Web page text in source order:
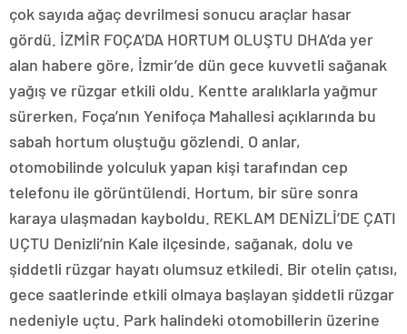
çok sayıda ağaç devrilmesi sonucu araçlar hasar
gördü. İZMİR FOÇA’DA HORTUM OLUŞTU DHA’da yer
alan habere göre, İzmir’de dün gece kuvvetli sağanak
yağış ve rüzgar etkili oldu. Kentte aralıklarla yağmur
sürerken, Foça’nın Yenifoça Mahallesi açıklarında bu
sabah hortum oluştuğu gözlendi. O anlar,
otomobilinde yolculuk yapan kişi tarafından cep
telefonu ile görüntülendi. Hortum, bir süre sonra
karaya ulaşmadan kayboldu. REKLAM DENİZLİ’DE ÇATI
UÇTU Denizli’nin Kale ilçesinde, sağanak, dolu ve
şiddetli rüzgar hayatı olumsuz etkiledi. Bir otelin çatısı,
gece saatlerinde etkili olmaya başlayan şiddetli rüzgar
nedeniyle uçtu. Park halindeki otomobillerin üzerine